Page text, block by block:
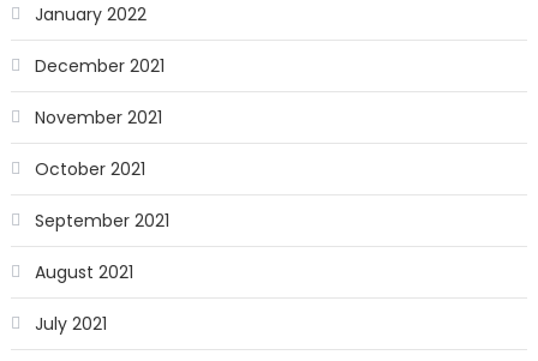
January 2022
December 2021
November 2021
October 2021
September 2021
August 2021
July 2021